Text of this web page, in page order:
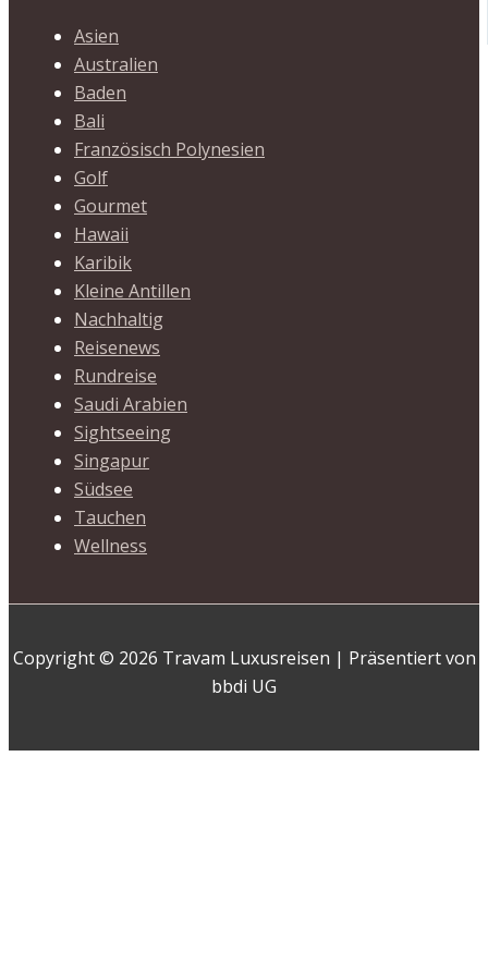
Asien
Australien
Baden
Bali
Französisch Polynesien
Golf
Gourmet
Hawaii
Karibik
Kleine Antillen
Nachhaltig
Reisenews
Rundreise
Saudi Arabien
Sightseeing
Singapur
Südsee
Tauchen
Wellness
Copyright © 2026 Travam Luxusreisen | Präsentiert von
bbdi UG